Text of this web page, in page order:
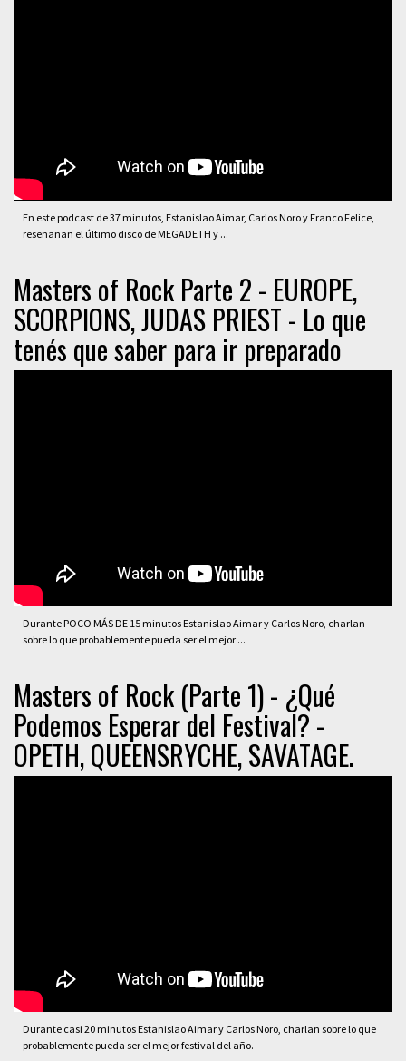
En este podcast de 37 minutos, Estanislao Aimar, Carlos Noro y Franco Felice,
reseñanan el último disco de MEGADETH y ...
Masters of Rock Parte 2 - EUROPE,
SCORPIONS, JUDAS PRIEST - Lo que
tenés que saber para ir preparado
Durante POCO MÁS DE 15 minutos Estanislao Aimar y Carlos Noro, charlan
sobre lo que probablemente pueda ser el mejor ...
Masters of Rock (Parte 1) - ¿Qué
Podemos Esperar del Festival? -
OPETH, QUEENSRYCHE, SAVATAGE.
Durante casi 20 minutos Estanislao Aimar y Carlos Noro, charlan sobre lo que
probablemente pueda ser el mejor festival del año.